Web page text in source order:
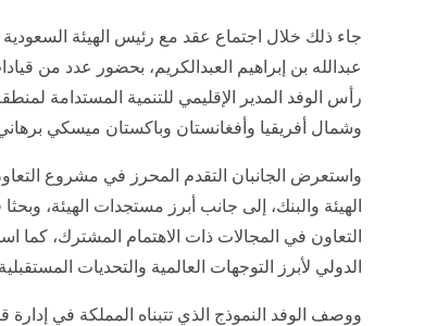
جاء ذلك خلال اجتماع عقد مع رئيس الهيئة السعودية
عبدالله بن إبراهيم العبدالكريم، بحضور عدد من
رأس الوفد المدير الإقليمي للتنمية المستدامة
وشمال أفريقيا وأفغانستان وباكستان ميسكي
واستعرض الجانبان التقدم المحرز في مشروع
الهيئة والبنك، إلى جانب أبرز مستجدات الهيئة،
التعاون في المجالات ذات الاهتمام المشترك، كما
الدولي لأبرز التوجهات العالمية والتحديات
ووصف الوفد النموذج الذي تتبناه المملكة في